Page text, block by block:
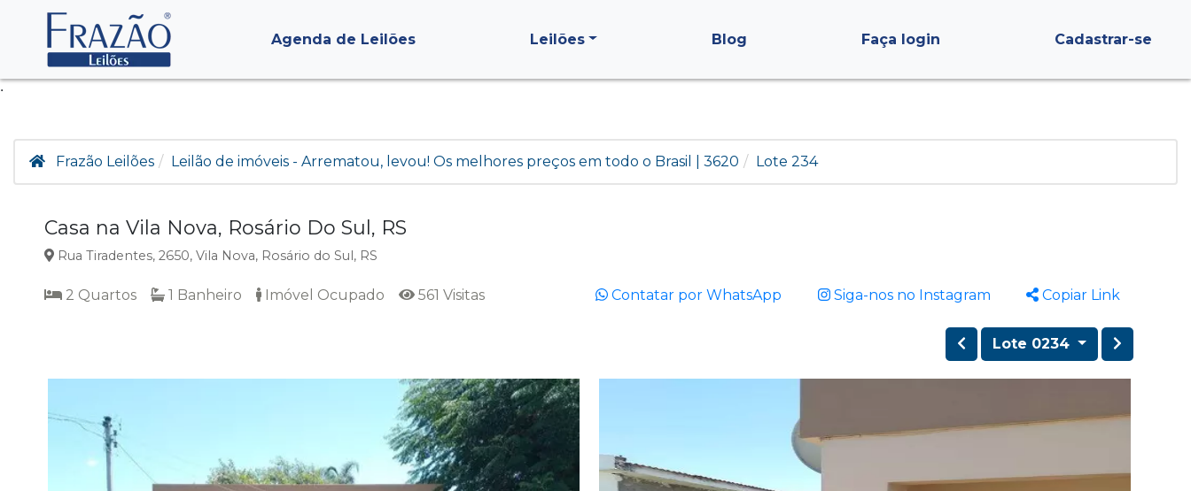
.
Agenda de Leilões Leilões Blog Faça login Cadastrar-se
Frazão Leilões Leilão de imóveis - Arrematou, levou! Os melhores preços em todo o Brasil | 3620 Lote 234
Casa na Vila Nova, Rosário Do Sul, RS
Rua Tiradentes, 2650, Vila Nova, Rosário do Sul, RS
2 Quartos 1 Banheiro Imóvel Ocupado 561 Visitas Contatar por WhatsApp Siga-nos no Instagram Copiar Link
Lote 0234